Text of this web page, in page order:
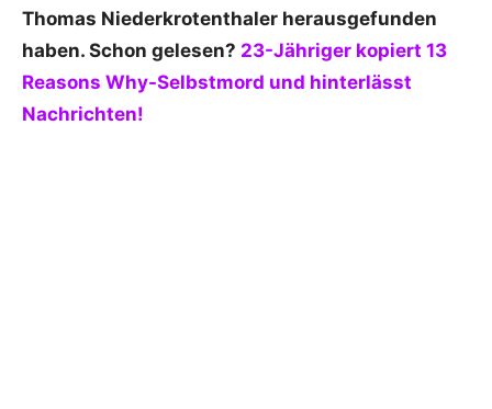
Thomas Niederkrotenthaler herausgefunden
haben. Schon gelesen? 23-Jähriger kopiert 13
Reasons Why-Selbstmord und hinterlässt
Nachrichten!